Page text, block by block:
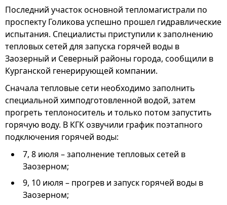
Последний участок основной тепломагистрали по
проспекту Голикова успешно прошел гидравлические
испытания. Специалисты приступили к заполнению
тепловых сетей для запуска горячей воды в
Заозерный и Северный районы города, сообщили в
Курганской генерирующей компании.
Сначала тепловые сети необходимо заполнить
специальной химподготовленной водой, затем
прогреть теплоноситель и только потом запустить
горячую воду. В КГК озвучили график поэтапного
подключения горячей воды:
7, 8 июля – заполнение тепловых сетей в
Заозерном;
9, 10 июля – прогрев и запуск горячей воды в
Заозерном;